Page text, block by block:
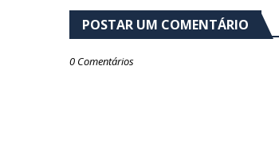
POSTAR UM COMENTÁRIO
0 Comentários